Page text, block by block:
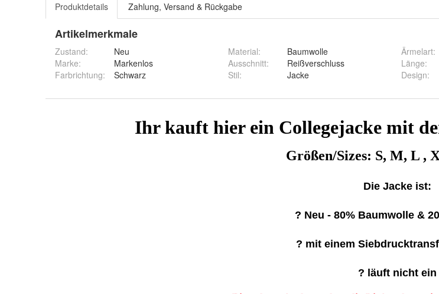
Produktdetails Zahlung, Versand & Rückgabe
Artikelmerkmale
Zustand:
Neu
Marke:
Markenlos
Farbrichtung: Schwarz
Material:
Baumwolle
Ausschnitt:
Reißverschluss
Stil: Jacke
Ärmelart:
Länge:
Design: